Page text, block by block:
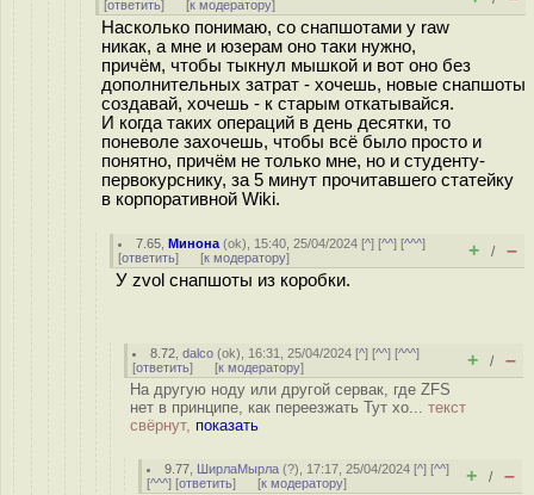
[ответить] [к модератору]
Насколько понимаю, со снапшотами у raw
никак, а мне и юзерам оно таки нужно,
причём, чтобы тыкнул мышкой и вот оно без
дополнительных затрат - хочешь, новые снапшоты
создавай, хочешь - к старым откатывайся.
И когда таких операций в день десятки, то
поневоле захочешь, чтобы всё было просто и
понятно, причём не только мне, но и студенту-
первокурснику, за 5 минут прочитавшего статейку
в корпоративной Wiki.
7.65 ,Минона (ok), 15:40, 25/04/2024 [^] [^^] [^^^]
[ответить] [к модератору] + / –
У zvol снапшоты из коробки.
8.72 ,dalco (ok), 16:31, 25/04/2024 [^] [^^] [^^^]
[ответить] [к модератору] + / –
На другую ноду или другой сервак, где ZFS
нет в принципе, как переезжать Тут хо... текст
свёрнут, показать
9.77 ШирлаМырла (?), 17:17, 25/04/2024 [^] [^^]
[^^^] [ответить] [к модератору] + / –